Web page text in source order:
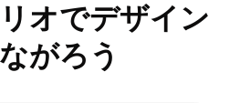
オでデザイン
がろう